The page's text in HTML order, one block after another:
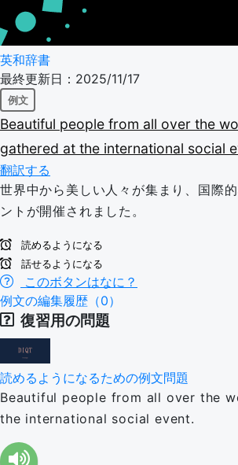
英和辞書
最終更新日：2025/11/17
例文
Beautiful people from all over the
gathered at the international social
翻訳する
世界中から美しい人々が集まり、国際
ントが開催されました。
読めるようになる
話せるようになる
このボタンはなに？
例文の編集履歴（0）
復習用の問題
読めるようになるための例文問題
Beautiful people from all over the
the international social event.